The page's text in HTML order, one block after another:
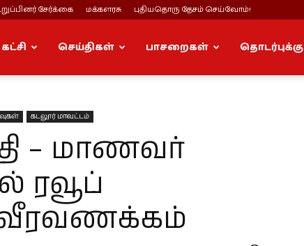
சேர்க்கை மக்களரசு புதியதொரு தேசம் செய்வோம்!
கட்சி செய்திகள் பாசறைகள் தொடர்புக்கு
கடலூர் மாவட்டம்
– மாணவர்
ரவூப்
வீரவணக்கம்